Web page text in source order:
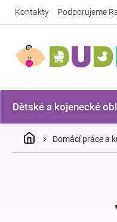
Kontakty Podporujeme
Dětské a kojenecké
DomůDomácí práce a